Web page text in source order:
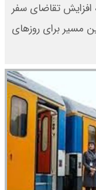
تقاضای سفر
مسیر برای روزهای